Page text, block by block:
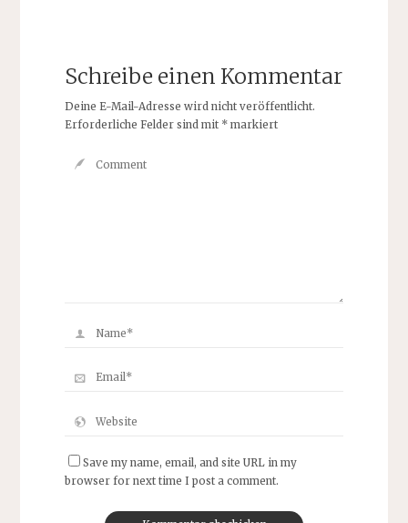
Schreibe einen Kommentar
Deine E-Mail-Adresse wird nicht veröffentlicht.
Erforderliche Felder sind mit *markiert
Save my name, email, and site URL in my
browser for next time I post a comment.